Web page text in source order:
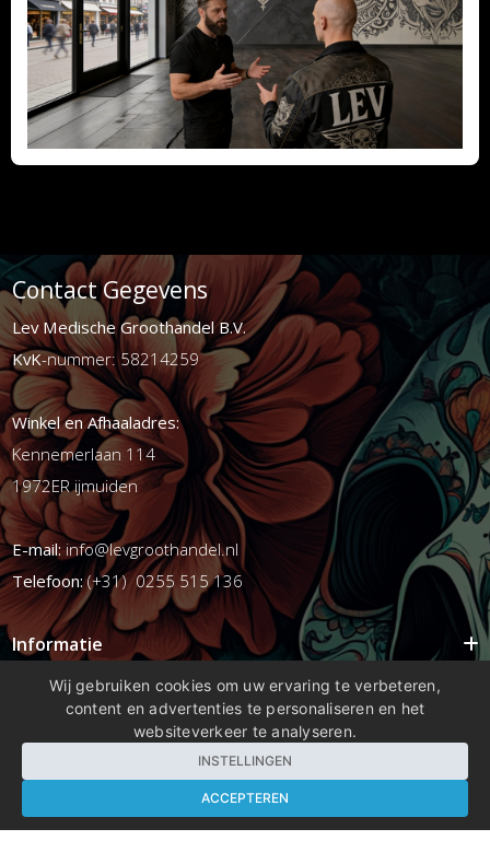
Contact Gegevens
Lev Medische Groothandel B.V.
KvK-nummer: 58214259
Winkel en Afhaaladres:
Kennemerlaan 114
1972ER ijmuiden
E-mail:info@levgroothandel.nl
Telefoon:(+31) 0255 515 136
Informatie
Mijn account
Wij gebruiken cookies om uw ervaring te verbeteren,
content en advertenties te personaliseren en het
websiteverkeer te analyseren.
INSTELLINGEN
ACCEPTEREN